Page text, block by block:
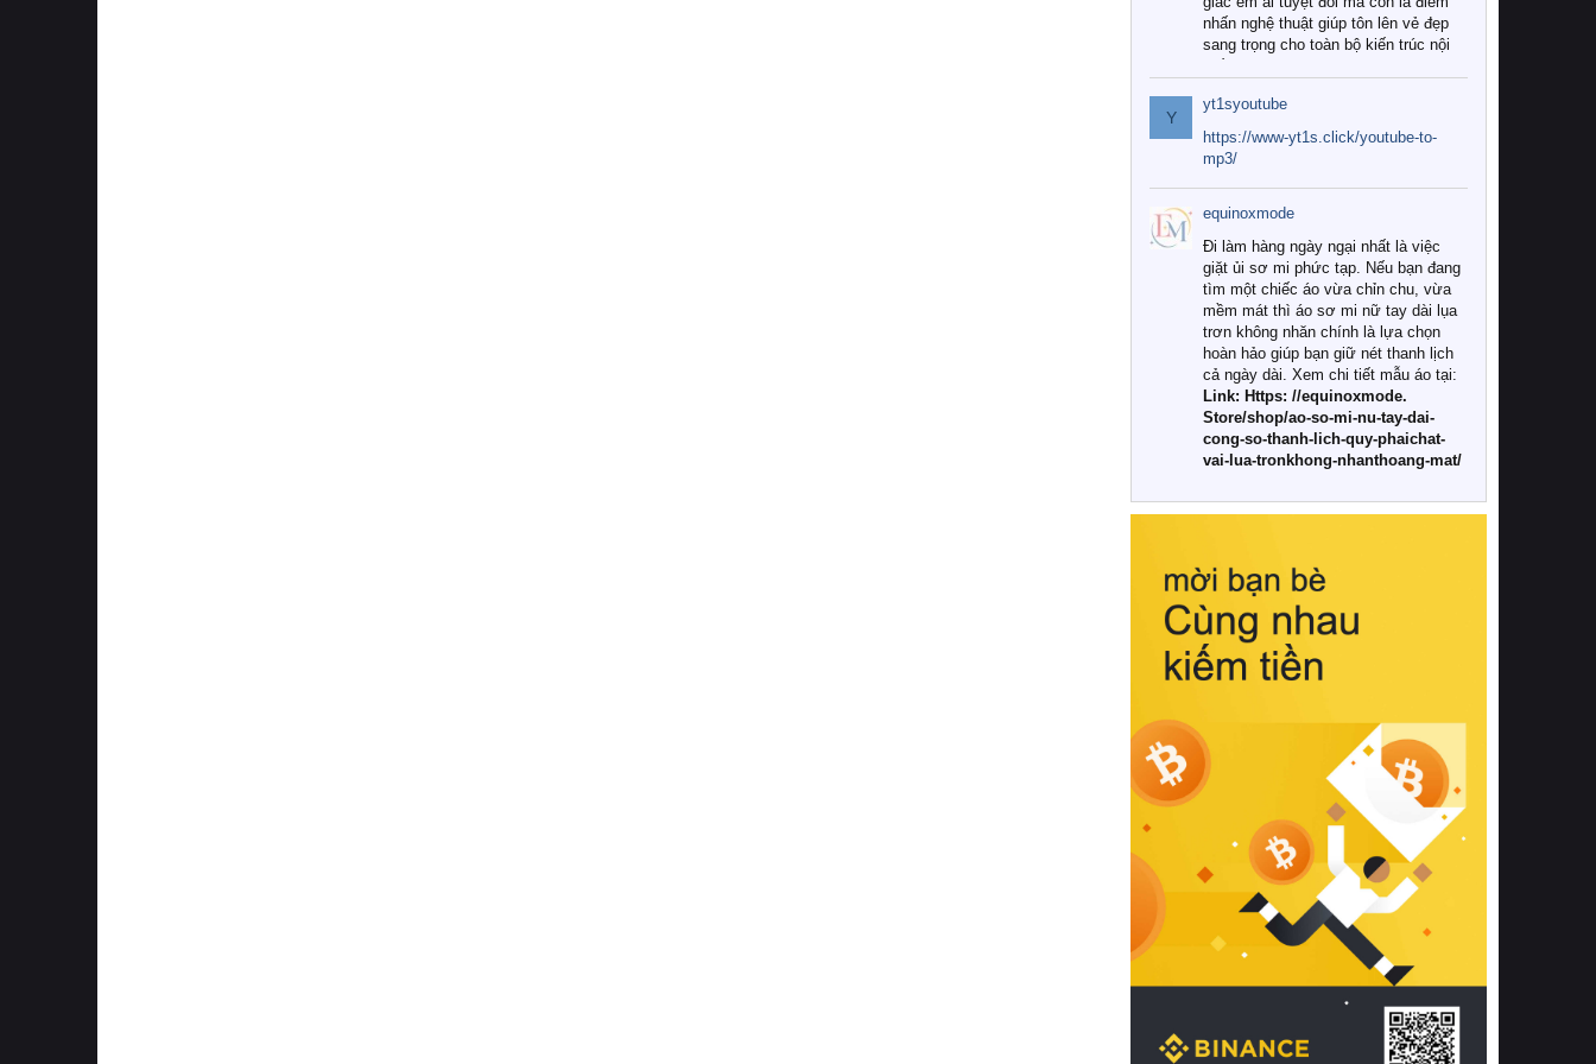
nhấn nghệ thuật giúp tôn lên vẻ đẹp
sang trọng cho toàn bộ kiến trúc nội
Tuy nhiên, giữa thị trường đa dạng
với vô vàn thương hiệu và mẫu mã
như hiện nay, làm thế nào để chọn
được những bộ chăn ga gối đệm cao
cấp thực sự chất lượng, phù hợp với
khí hậu và nhu cầu sử dụng của gia
đình? Hãy cùng chúng tôi đi tìm lời
giải đáp chi tiết qua bài viết dưới đây.
1. Tại sao các gia đình hiện đại lại ưa
chuộng chăn ga gối đệm cao cấp?
Khác với các dòng sản phẩm thông
thường, những bộ chăn ga gối đệm
cao cấp trải qua quy trình sản xuất
nghiêm ngặt từ khâu chọn lọc nguyên
liệu tự nhiên đến công nghệ dệt
nhuộm hiện đại không chứa hóa chất
này, bạn sẽ cảm nhận rõ rệt sự khác
hồi chuẩn xác của phần đệm nâng đỡ
cột sống.
Bên cạnh đó, việc lựa chọn các dòng
sản phẩm đạt chuẩn chất lượng quốc
tế còn giúp ngăn ngừa tình trạng kích
khuẩn và nấm mốc trong điều kiện
thời tiết nóng ẩm. Bạn có thể tìm hiểu
thêm các nghiên cứu khoa học về tác
động của giấc ngủ và môi trường
phòng ngủ đối với sức khỏe con
người tại Sleep Foundation (External
Link) để có cái nhìn toàn diện hơn.
2. Các tiêu chí vàng khi lựa chọn
chăn ga gối đệm cao cấp cho phòng
ngủ
Để sở hữu một bộ chăn ga gối đệm
cao cấp hoàn hảo cả về thẩm mỹ lẫn
công năng, người tiêu dùng cần cân
nhắc kỹ lưỡng các tiêu chí quan trọng
Y
yt1syoutube
https://www-yt1s.click/youtube-to-
mp3/
equinoxmode
Đi làm hàng ngày ngại nhất là việc
giặt ủi sơ mi phức tạp. Nếu bạn đang
tìm một chiếc áo vừa chỉn chu, vừa
mềm mát thì áo sơ mi nữ tay dài lụa
trơn không nhăn chính là lựa chọn
hoàn hảo giúp bạn giữ nét thanh lịch
cả ngày dài. Xem chi tiết mẫu áo tại:
Link: Https: //equinoxmode.
Store/shop/ao-so-mi-nu-tay-dai-
cong-so-thanh-lich-quy-phaichat-
vai-lua-tronkhong-nhanthoang-mat/